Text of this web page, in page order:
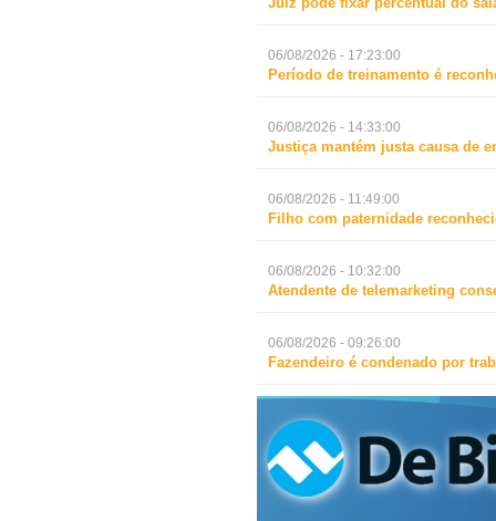
06/08/2026 - 17:23:00
Período de treinamento é
06/08/2026 - 14:33:00
Justiça mantém justa causa de
06/08/2026 - 11:49:00
Filho com paternidade
06/08/2026 - 10:32:00
Atendente de telemarketing
06/08/2026 - 09:26:00
Fazendeiro é condenado por